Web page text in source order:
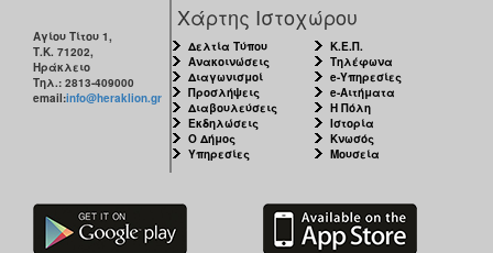
Αγίου Τίτου 1,
Τ.Κ. 71202,
Ηράκλειο
Τηλ.: 2813-409000
email:info@heraklion.gr
Χάρτης Ιστοχώρου
Δελτία Τύπου
Ανακοινώσεις
Διαγωνισμοί
Προσλήψεις
Διαβουλεύσεις
Εκδηλώσεις
Ο Δήμος
Υπηρεσίες
Κ.Ε.Π.
Τηλέφωνα
e-Υπηρεσίες
e-Αιτήματα
Η Πόλη
Ιστορία
Κνωσός
Μουσεία